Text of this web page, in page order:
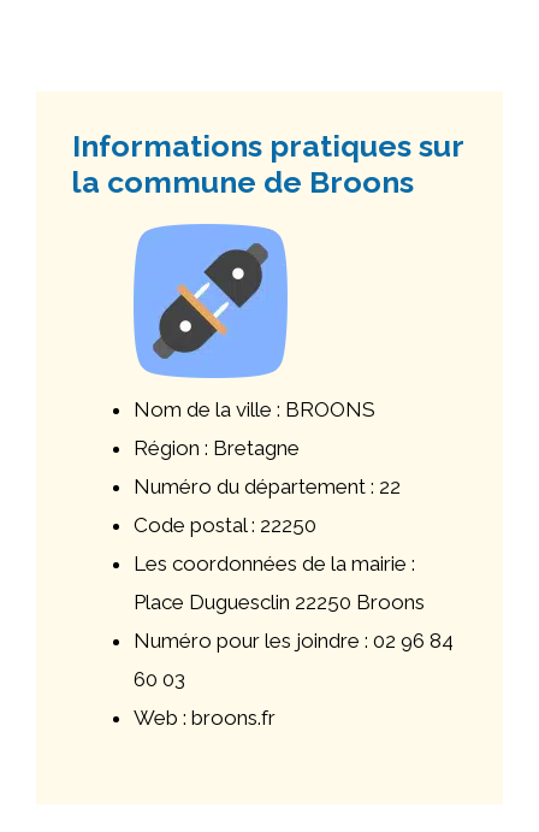
Informations pratiques sur
la commune de Broons
Nom de la ville : BROONS
Région : Bretagne
Numéro du département : 22
Code postal : 22250
Les coordonnées de la mairie :
Place Duguesclin 22250 Broons
Numéro pour les joindre : 02 96 84
60 03
Web : broons.fr